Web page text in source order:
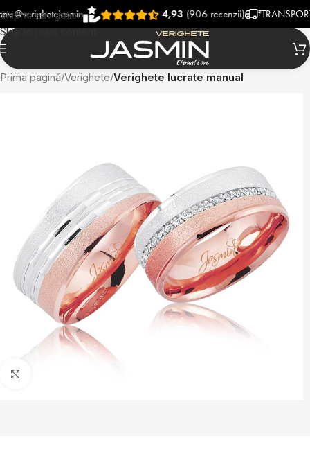
Skip to navigation
Skip to main content
4,93(906 recenzii) TRANSPORT
Prima pagină Verighete Verighete lucrate manual